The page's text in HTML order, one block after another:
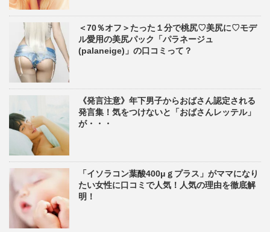
＜70％オフ＞たった１分で桃尻♡美尻に♡モデ
ル愛用の美尻パック「パラネージュ
(palaneige)」の口コミって？
《発言注意》年下男子からおばさん認定される
発言集！気をつけないと「おばさんレッテル」
が・・・
「イソラコン葉酸400μｇプラス」がママになり
たい女性に口コミで人気！人気の理由を徹底解
明！